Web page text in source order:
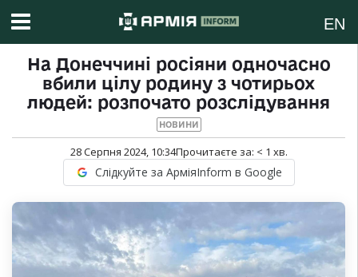
EN
На Донеччині росіяни одночасно
вбили цілу родину з чотирьох
людей: розпочато розслідування
НОВИНИ
28 Серпня 2024, 10:34Прочитаєте за: < 1 хв.
Слідкуйте за АрміяInform в Google